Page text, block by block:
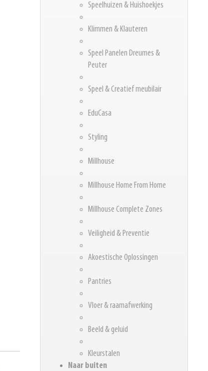
Speelhuizen & Huishoekjes
Klimmen & Klauteren
Speel Panelen Dreumes &
Peuter
Speel & Creatief meubilair
EduCasa
Styling
Millhouse
Millhouse Home From Home
Millhouse Complete Zones
Veiligheid & Preventie
Akoestische Oplossingen
Pantries
Vloer & raamafwerking
Beeld & geluid
Kleurstalen
Naar buiten